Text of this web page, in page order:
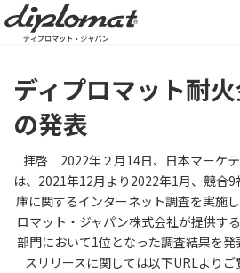
HOME お知らせ ディプロマット耐火金
ディプロマット耐
の発表
拝啓 2022年２月14日、日本マーケ
は、2021年12月より2022年1月、競合
庫に関するインターネット調査を実施
ロマット・ジャパン株式会社が提供す
部門において1位となった調査結果を
スリリースに関しては以下URLより